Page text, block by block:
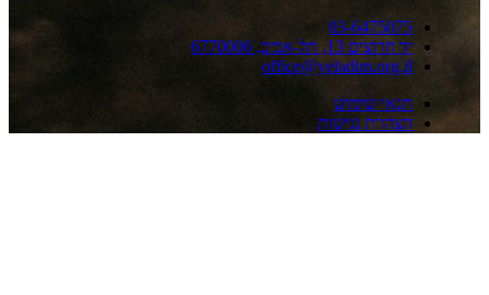
03-
חרוצים 13, תל-אביב, 6770006
שימוש
נגישות